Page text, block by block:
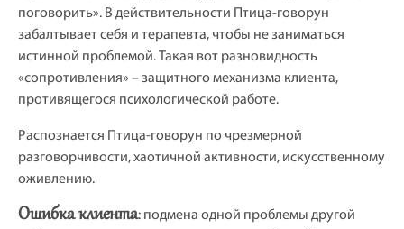
поговорить». В действительности Птица-говорун
забалтывает себя и терапевта, чтобы не заниматься
истинной проблемой. Такая вот разновидность
«сопротивления» – защитного механизма клиента,
противящегося психологической работе.
Распознается Птица-говорун по чрезмерной
разговорчивости, хаотичной активности, искусственному
оживлению.
Ошибка клиента: подмена одной проблемы другой